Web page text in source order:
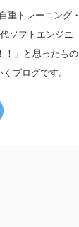
重トレーニング・
ソフトエンジニ
！」と思ったもの
ブログです。